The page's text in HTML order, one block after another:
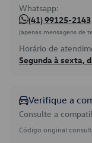
Whatsapp:
(41) 99125-2143
(apenas mensagens de
Horário de
Segunda à sexta,
Verifique a
Consulte a
Código original